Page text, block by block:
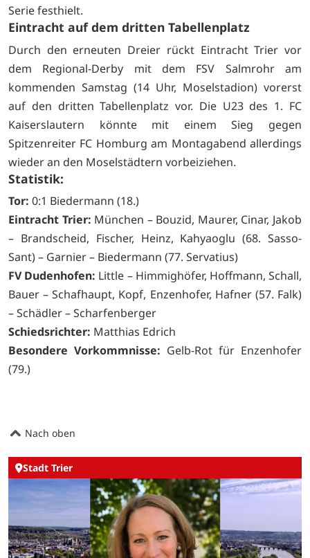
Serie festhielt.
Eintracht auf dem dritten Tabellenplatz
Durch den erneuten Dreier rückt Eintracht Trier vor
dem Regional-Derby mit dem FSV Salmrohr am
kommenden Samstag (14 Uhr, Moselstadion) vorerst
auf den dritten Tabellenplatz vor. Die U23 des 1. FC
Kaiserslautern könnte mit einem Sieg gegen
Spitzenreiter FC Homburg am Montagabend allerdings
wieder an den Moselstädtern vorbeiziehen.
Statistik:
Tor: 0:1 Biedermann (18.)
Eintracht Trier: München – Bouzid, Maurer, Cinar, Jakob
– Brandscheid, Fischer, Heinz, Kahyaoglu (68. Sasso-
Sant) – Garnier – Biedermann (77. Servatius)
FV Dudenhofen: Little – Himmighöfer, Hoffmann, Schall,
Bauer – Schafhaupt, Kopf, Enzenhofer, Hafner (57. Falk)
– Schädler – Scharfenberger
Schiedsrichter: Matthias Edrich
Besondere Vorkommnisse: Gelb-Rot für Enzenhofer
(79.)
Nach oben
Stadt Trier